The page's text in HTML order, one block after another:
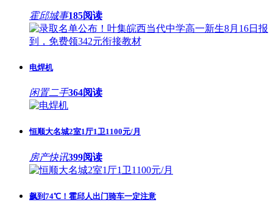
霍邱城事185阅读
电焊机
闲置二手364阅读
恒顺大名城2室1厅1卫1100元/月
房产快讯399阅读
飙到74℃！霍邱人出门骑车一定注意